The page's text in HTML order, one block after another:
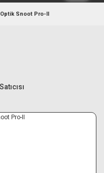
Optik Snoot Pro-II